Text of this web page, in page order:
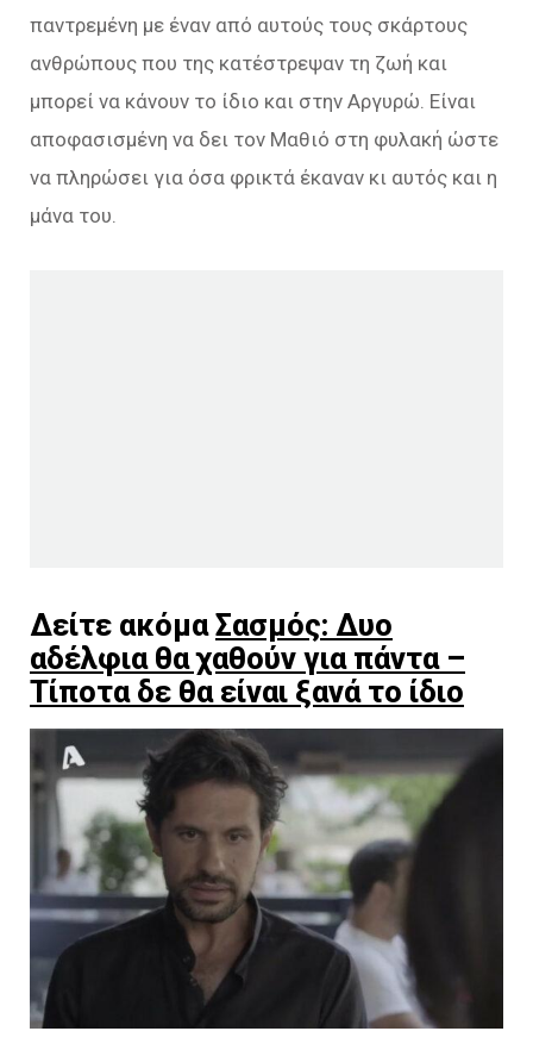
παντρεμένη με έναν από αυτούς τους σκάρτους
ανθρώπους που της κατέστρεψαν τη ζωή και
μπορεί να κάνουν το ίδιο και στην Αργυρώ. Είναι
αποφασισμένη να δει τον Μαθιό στη φυλακή ώστε
να πληρώσει για όσα φρικτά έκαναν κι αυτός και η
μάνα του.
Δείτε ακόμαΣασμός: Δυο
αδέλφια θα χαθούν για πάντα –
Τίποτα δε θα είναι ξανά το ίδιο